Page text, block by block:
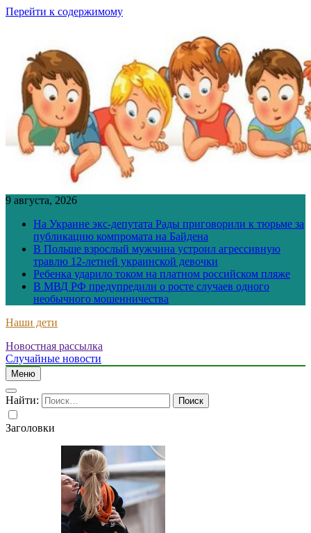
Перейти к содержимому
9 августа, 2026
На Украине экс-депутата Рады приговорили к тюрьме за
публикацию компромата на Байдена
В Польше взрослый мужчина устроил агрессивную
травлю 12-летней украинской девочки
Ребенка ударило током на платном российском пляже
В МВД РФ предупредили о росте случаев одного
необычного мошенничества
Наши дети
Новостная рассылка
Случайные новости
Меню
Найти:
Заголовки